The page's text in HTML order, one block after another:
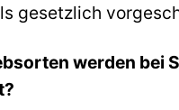
gesetzlich
werden bei